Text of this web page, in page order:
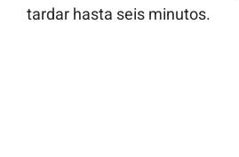
tardar hasta seis minutos.